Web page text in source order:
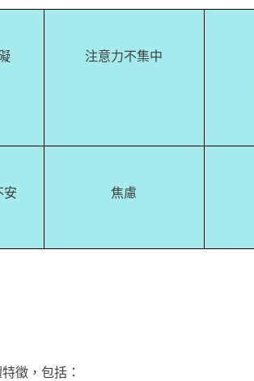
注意力不集中
安 焦慮
徵，包括：